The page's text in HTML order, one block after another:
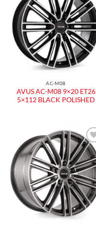
AC-M08
AVUS AC-M08 9×20 ET26
5×112 BLACK POLISHED